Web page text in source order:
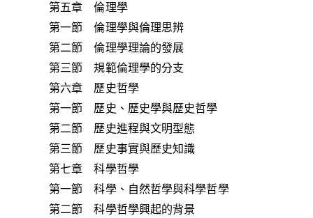
第五章 倫理學
第一節 倫理學與倫理思辨
第二節 倫理學理論的發展
第三節 規範倫理學的分支
第六章 歷史哲學
第一節 歷史、歷史學與歷史哲學
第二節 歷史進程與文明型態
第三節 歷史事實與歷史知識
第七章 科學哲學
第一節 科學、自然哲學與科學哲學
第二節 科學哲學興起的背景